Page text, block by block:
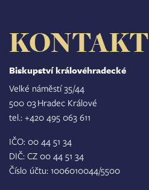
KONTAKT
Biskupství královéhradecké
Velké náměstí 35/44
500 03 Hradec Králové
tel.: +420 495 063 611
IČO: 00 44 51 34
DIČ: CZ 00 44 51 34
Číslo účtu: 1006010044/5500